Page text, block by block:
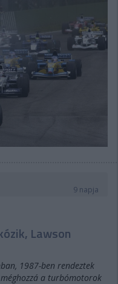
9 napja
Lawson
1987-ben rendeztek
a turbómotorok